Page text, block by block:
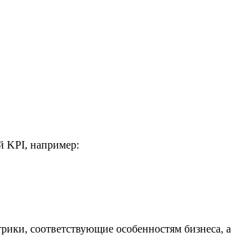
KPI, например:
соответствующие особенностям бизнеса, а